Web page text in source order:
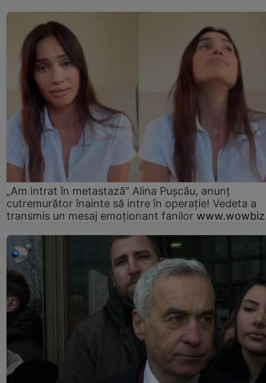
„Am intrat în metastază” Alina Pușcău, anunț
cutremurător înainte să intre în operație! Vedeta a
transmis un mesaj emoționant fanilor